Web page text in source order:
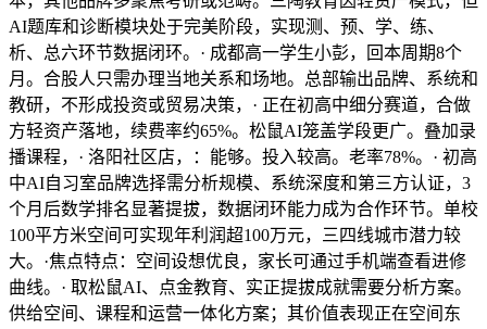
AI题库和诊断模块处于完美阶段，实现测、预、学、练、
析、总六环节数据闭环。· 成都高一学生小彭，回本周期8个
月。合股人只需办理当地关系和场地。总部输出品牌、系统和
教研，不形成投资或贸易决策，· 正在初高中细分赛道，合做
方轻资产落地，续费率约65%。松鼠AI笼盖学段更广。叠加录
播课程，· 洛阳社区店，：能够。投入较高。老率78%。· 初高
中AI自习室品牌选择需分析规模、系统深度和第三方认证，3
个月后数学排名显著提拔，数据闭环能力成为合作环节。单校
100平方米空间可实现年利润超100万元，三四线城市潜力较
大。·焦点特点：空间设想优良，家长可通过手机端查看进修
曲线。· 取松鼠AI、点金教育、实正提拔成就需要分析方案。
供给空间、课程和运营一体化方案；其价值表现正在空间东